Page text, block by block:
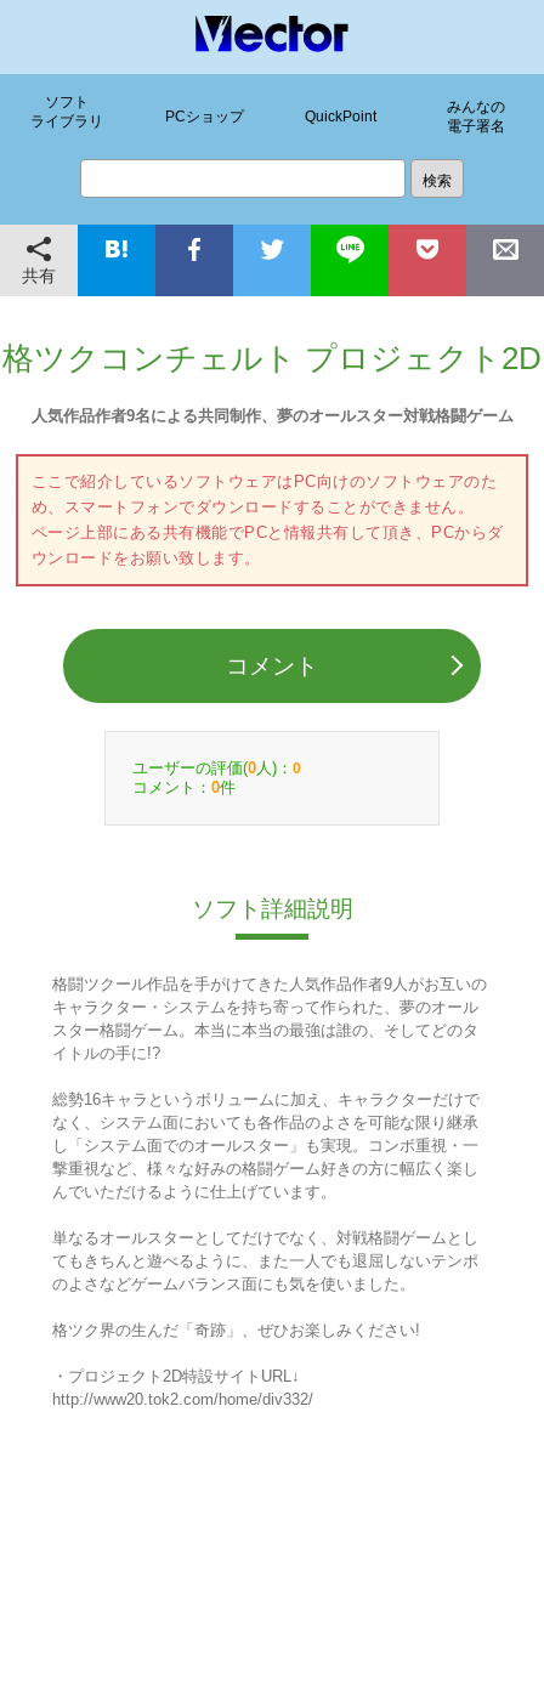
ソフト
ライブラリ
PCショップ QuickPoint
みんなの
電子署名
共有
格ツクコンチェルト プロジェクト2D
人気作品作者9名による共同制作、夢のオールスター対戦格闘ゲーム
ここで紹介しているソフトウェアはPC向けのソフトウェアのた
め、スマートフォンでダウンロードすることができません。
ページ上部にある共有機能でPCと情報共有して頂き、PCからダ
ウンロードをお願い致します。
コメント
ユーザーの評価(0 人)： 0
コメント： 0件
ソフト詳細説明
格闘ツクール作品を手がけてきた人気作品作者9人がお互いの
キャラクター・システムを持ち寄って作られた、夢のオール
スター格闘ゲーム。本当に本当の最強は誰の、そしてどのタ
イトルの手に!?
総勢16キャラというボリュームに加え、キャラクターだけで
なく、システム面においても各作品のよさを可能な限り継承
し「システム面でのオールスター」も実現。コンボ重視・一
撃重視など、様々な好みの格闘ゲーム好きの方に幅広く楽し
んでいただけるように仕上げています。
単なるオールスターとしてだけでなく、対戦格闘ゲームとし
てもきちんと遊べるように、また一人でも退屈しないテンポ
のよさなどゲームバランス面にも気を使いました。
格ツク界の生んだ「奇跡」、ぜひお楽しみください!
・プロジェクト2D特設サイトURL↓
http://www20.tok2.com/home/div332/